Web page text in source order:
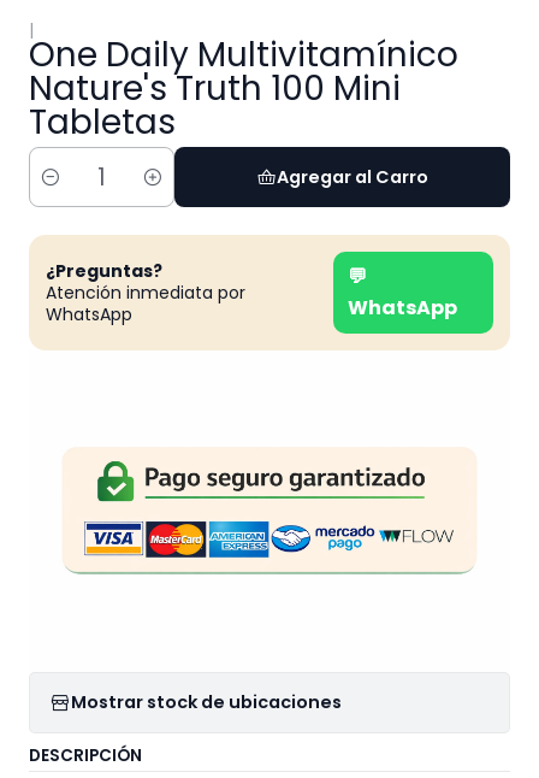
|
One Daily Multivitamínico
Nature's Truth 100 Mini
Tabletas
Cantidad
Agregar al Carro
¿Preguntas?
Atención inmediata por
WhatsApp
💬
WhatsApp
Mostrar stock de ubicaciones
DESCRIPCIÓN